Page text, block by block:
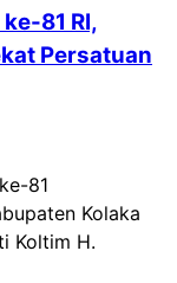
81 RI,
Persatuan
81
Kolaka
Koltim H.